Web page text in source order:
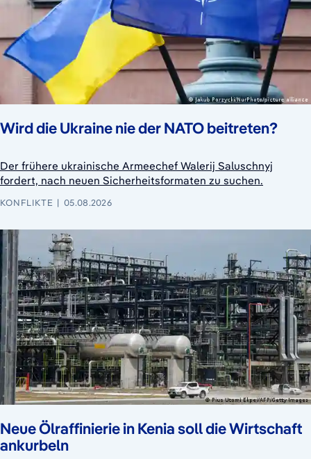
Wird die Ukraine nie der NATO beitreten?
Der frühere ukrainische Armeechef Walerij Saluschnyj
fordert, nach neuen Sicherheitsformaten zu suchen.
KONFLIKTE 05.08.2026
Neue Ölraffinierie in Kenia soll die Wirtschaft
ankurbeln